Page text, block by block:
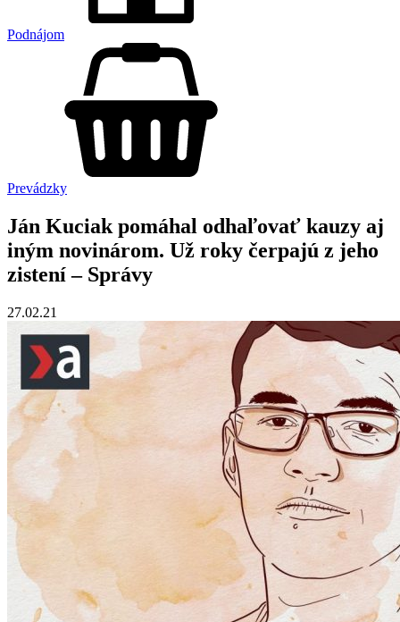
Podnájom
Prevádzky
Ján Kuciak pomáhal odhaľovať kauzy aj
iným novinárom. Už roky čerpajú z jeho
zistení – Správy
27.02.21